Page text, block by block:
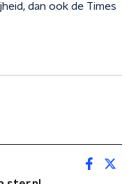
dan ook de Times